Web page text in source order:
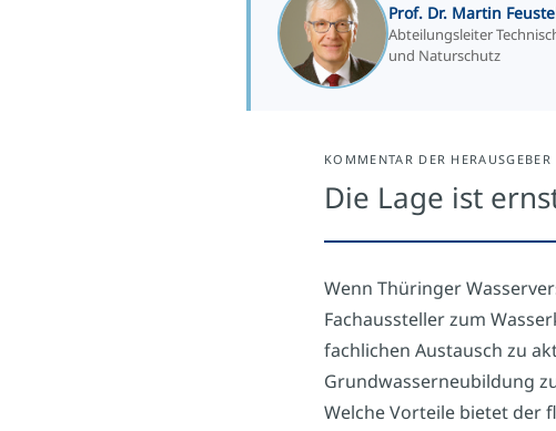
Prof. Dr. Martin
Abteilungsleiter
und Naturschutz
KOMMENTAR DER
Die Lage ist
Wenn Thüringer
Fachaussteller zum
fachlichen Austausch zu
Grundwasserneubildung
Welche Vorteile bietet der